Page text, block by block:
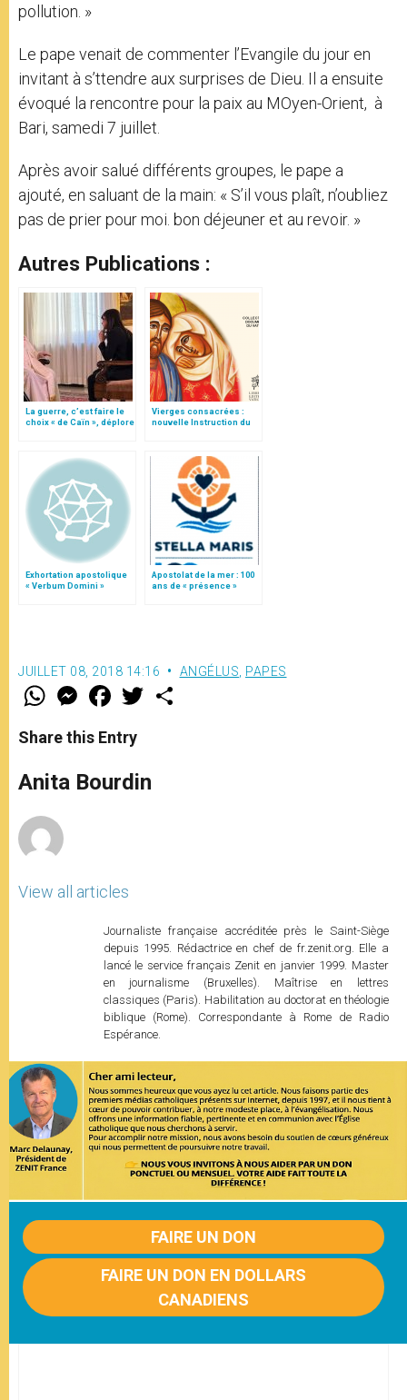
pollution. »
Le pape venait de commenter l’Evangile du jour en
invitant à s’ttendre aux surprises de Dieu. Il a ensuite
évoqué la rencontre pour la paix au MOyen-Orient, à
Bari, samedi 7 juillet.
Après avoir salué différents groupes, le pape a
ajouté, en saluant de la main: « S’il vous plaît, n’oubliez
pas de prier pour moi. bon déjeuner et au revoir. »
Autres Publications :
La guerre, c’est faire le
choix « de Caïn », déplore
Vierges consacrées :
nouvelle Instruction du
Exhortation apostolique
« Verbum Domini »
Apostolat de la mer : 100
ans de « présence »
JUILLET 08, 2018 14:16 ANGÉLUS PAPES
W
t
s
p
p
M
e
s
e
g
e
F
a
e
b
o
k
w
r
Share this Entry
Anita Bourdin
View all articles
Journaliste française accréditée près le Saint-Siège
depuis 1995. Rédactrice en chef de fr.zenit.org. Elle a
lancé le service français Zenit en janvier 1999. Master
en journalisme (Bruxelles). Maîtrise en lettres
classiques (Paris). Habilitation au doctorat en théologie
biblique (Rome). Correspondante à Rome de Radio
Espérance.
FAIRE UN DON
FAIRE UN DON EN DOLLARS
CANADIENS